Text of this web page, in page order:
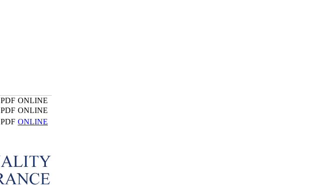
PDF ONLINE
PDF ONLINE
PDF ONLINE